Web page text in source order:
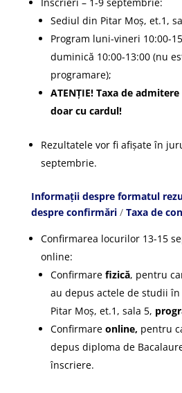
Sediul din Pitar Moș, et.1,
Program luni-vineri 10:00-
duminică 10:00-13:00(nu
programare);
ATENȚIE! Taxa de
doar cu cardul!
Rezultatele vor fi afișate în
septembrie.
Informații despre formatul
despre confirmări/ Taxa de
Confirmarea locurilor 13-15
online:
Confirmare fizică, pentru
au depus actele de studii
Pitar Moș, et.1, sala 5,
Confirmare online, pentru
depus diploma de
înscriere.